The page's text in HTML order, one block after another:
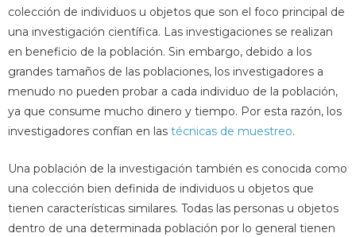
colección de individuos u objetos que son el foco principal de
una investigación científica. Las investigaciones se realizan
en beneficio de la población. Sin embargo, debido a los
grandes tamaños de las poblaciones, los investigadores a
menudo no pueden probar a cada individuo de la población,
ya que consume mucho dinero y tiempo. Por esta razón, los
investigadores confían en las técnicas de muestreo.
Una población de la investigación también es conocida como
una colección bien definida de individuos u objetos que
tienen características similares. Todas las personas u objetos
dentro de una determinada población por lo general tienen